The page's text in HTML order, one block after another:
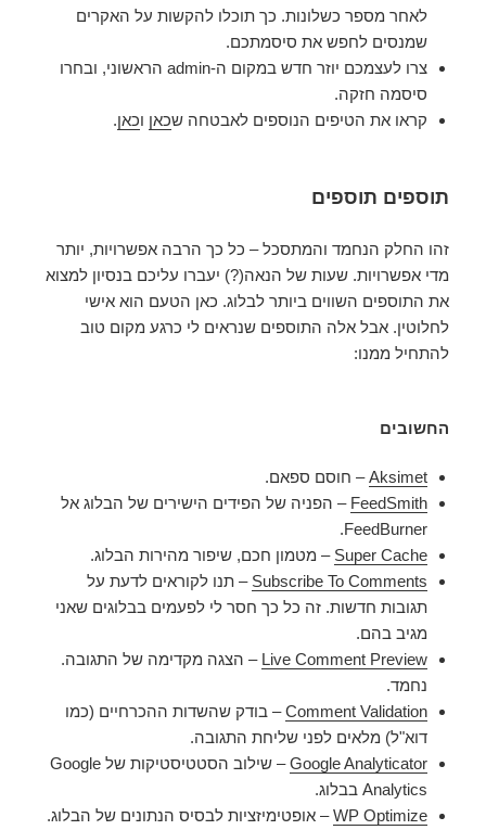
לאחר מספר כשלונות. כך תוכלו להקשות על האקרים
שמנסים לחפש את סיסמתכם.
צרו לעצמכם יוזר חדש במקום ה-admin הראשוני, ובחרו
סיסמה חזקה.
קראו את הטיפים הנוספים לאבטחה שכאן וכאן.
תוספים תוספים
זהו החלק הנחמד והמתסכל – כל כך הרבה אפשרויות, יותר
מדי אפשרויות. שעות של הנאה(?) יעברו עליכם בנסיון למצוא
את התוספים השווים ביותר לבלוג. כאן הטעם הוא אישי
לחלוטין. אבל אלה התוספים שנראים לי כרגע מקום טוב
להתחיל ממנו:
החשובים
Aksimet– חוסם ספאם.
FeedSmith – הפניה של הפידים הישירים של הבלוג אל
FeedBurner.
Super Cache – מטמון חכם, שיפור מהירות הבלוג.
Subscribe To Comments – תנו לקוראים לדעת על
תגובות חדשות. זה כל כך חסר לי לפעמים בבלוגים שאני
מגיב בהם.
Live Comment Preview – הצגה מקדימה של התגובה.
נחמד.
Comment Validation– בודק שהשדות ההכרחיים (כמו
דוא"ל) מלאים לפני שליחת התגובה.
Google Analyticator
– שילוב הסטטיסטיקות של Google
Analytics בבלוג.
WP Optimize– אופטימיזציות לבסיס הנתונים של הבלוג.